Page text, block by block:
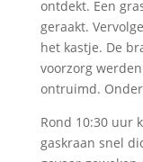
ontdekt. Een
geraakt.
het kastje. De
voorzorg
ontruimd.
Rond 10:30 uur
gaskraan snel